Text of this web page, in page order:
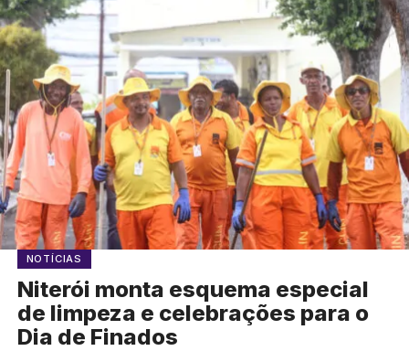
NOTÍCIAS
Niterói monta esquema especial
de limpeza e celebrações para o
Dia de Finados